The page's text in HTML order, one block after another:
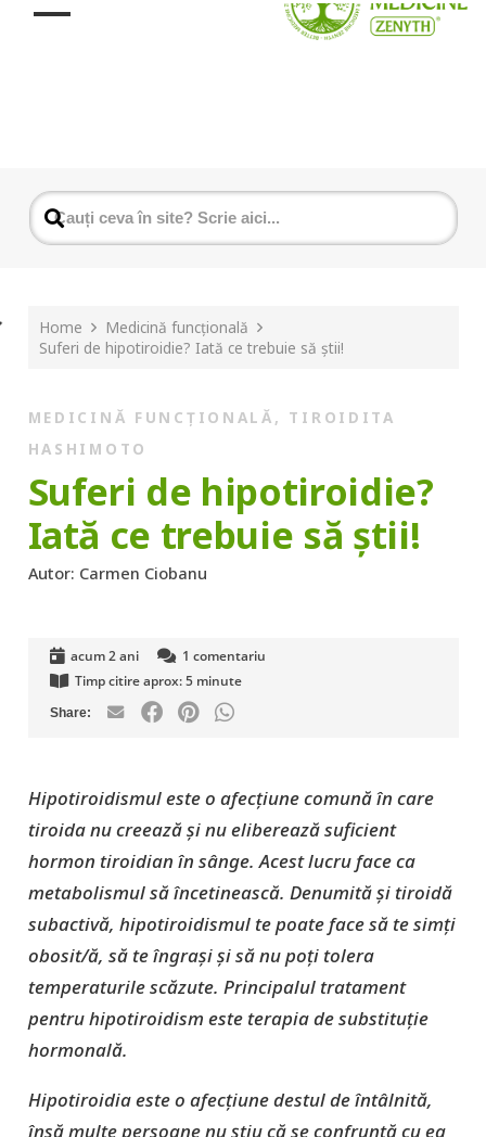
Home
Medicină funcțională
Suferi de hipotiroidie? Iată ce trebuie să știi!
MEDICINĂ FUNCȚIONALĂ , TIROIDITA
HASHIMOTO
Suferi de hipotiroidie?
Iată ce trebuie să știi!
Autor: Carmen Ciobanu
acum 2 ani 1 comentariu
Timp citire aprox: 5 minute
Hipotiroidismul este o afecțiune comună în care
tiroida nu creează și nu eliberează suficient
hormon tiroidian în sânge. Acest lucru face ca
metabolismul să încetinească. Denumită și tiroidă
subactivă, hipotiroidismul te poate face să te simți
obosit/ă, să te îngrași și să nu poți tolera
temperaturile scăzute. Principalul tratament
pentru hipotiroidism este terapia de substituție
hormonală.
Hipotiroidia este o afecțiune destul de întâlnită,
însă multe persoane nu știu că se confruntă cu ea